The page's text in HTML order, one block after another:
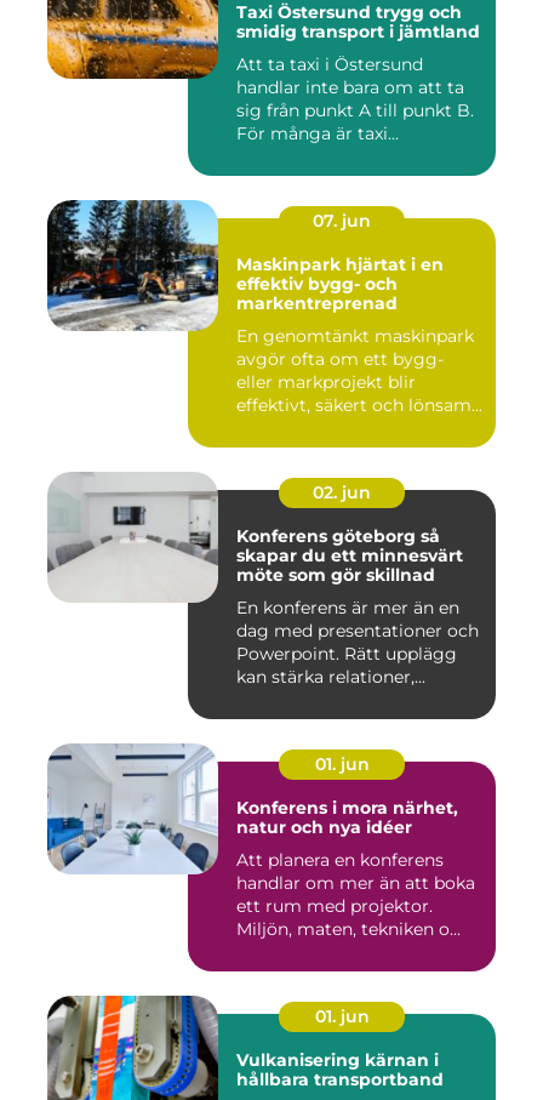
Taxi Östersund trygg och
smidig transport i jämtland
Att ta taxi i Östersund
handlar inte bara om att ta
sig från punkt A till punkt B.
För många är taxi...
07. jun
Maskinpark hjärtat i en
effektiv bygg- och
markentreprenad
En genomtänkt maskinpark
avgör ofta om ett bygg-
eller markprojekt blir
effektivt, säkert och lönsam...
02. jun
Konferens göteborg så
skapar du ett minnesvärt
möte som gör skillnad
En konferens är mer än en
dag med presentationer och
Powerpoint. Rätt upplägg
kan stärka relationer,...
01. jun
Konferens i mora närhet,
natur och nya idéer
Att planera en konferens
handlar om mer än att boka
ett rum med projektor.
Miljön, maten, tekniken o...
01. jun
Vulkanisering kärnan i
hållbara transportband